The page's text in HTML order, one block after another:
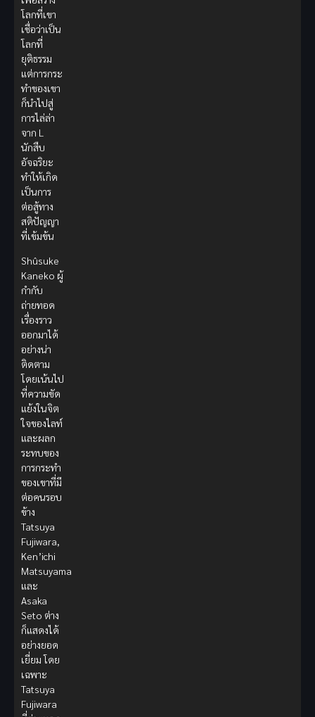
โลกที่เขา
เชื่อว่าเป็น
โลกที่
ยุติธรรม
แต่การกระ
ทำของเขา
ก็นำไปสู่
การไล่ล่า
จาก L
นักสืบ
อัจฉริยะ
ทำให้เกิด
เป็นการ
ต่อสู้ทาง
สติปัญญา
ที่เข้มข้น
Shûsuke
Kaneko ผู้
กำกับ
ถ่ายทอด
เรื่องราว
ออกมาได้
อย่างน่า
ติดตาม
โดยเน้นไป
ที่ความขัด
แย้งในจิต
ใจของไลท์
และผลก
ระทบของ
การกระทำ
ของเขาที่มี
ต่อคนรอบ
ข้าง
Tatsuya
Fujiwara,
Ken’ichi
Matsuyama
และ
Asaka
Seto ต่าง
ก็แสดงได้
อย่างยอด
เยี่ยม โดย
เฉพาะ
Tatsuya
Fujiwara